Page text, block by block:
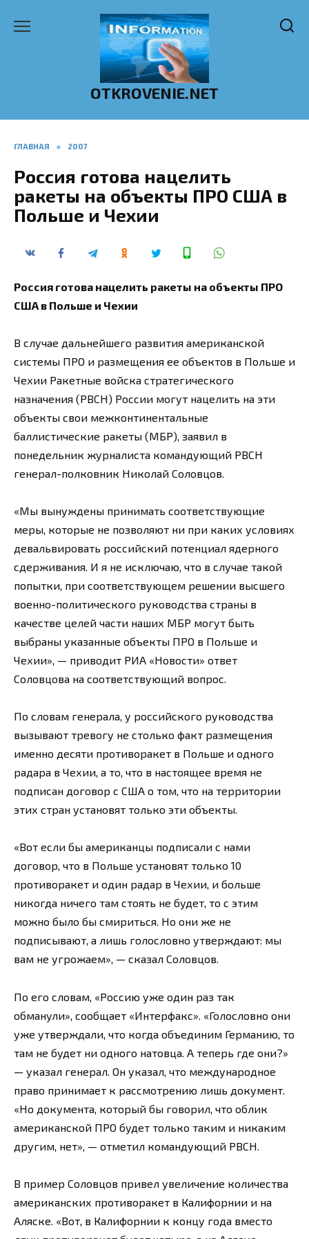
OTKROVENIE.NET
ГЛАВНАЯ » 2007
Россия готова нацелить
ракеты на объекты ПРО США в
Польше и Чехии
Россия готова нацелить ракеты на объекты ПРО
США в Польше и Чехии
В случае дальнейшего развития американской
системы ПРО и размещения ее объектов в Польше и
Чехии Ракетные войска стратегического
назначения (РВСН) России могут нацелить на эти
объекты свои межконтинентальные
баллистические ракеты (МБР), заявил в
понедельник журналиста командующий РВСН
генерал-полковник Николай Соловцов.
«Мы вынуждены принимать соответствующие
меры, которые не позволяют ни при каких условиях
девальвировать российский потенциал ядерного
сдерживания. И я не исключаю, что в случае такой
попытки, при соответствующем решении высшего
военно-политического руководства страны в
качестве целей части наших МБР могут быть
выбраны указанные объекты ПРО в Польше и
Чехии», — приводит РИА «Новости» ответ
Соловцова на соответствующий вопрос.
По словам генерала, у российского руководства
вызывают тревогу не столько факт размещения
именно десяти противоракет в Польше и одного
радара в Чехии, а то, что в настоящее время не
подписан договор с США о том, что на территории
этих стран установят только эти объекты.
«Вот если бы американцы подписали с нами
договор, что в Польше установят только 10
противоракет и один радар в Чехии, и больше
никогда ничего там стоять не будет, то с этим
можно было бы смириться. Но они же не
подписывают, а лишь голословно утверждают: мы
вам не угрожаем», — сказал Соловцов.
По его словам, «Россию уже один раз так
обманули», сообщает «Интерфакс». «Голословно они
уже утверждали, что когда объединим Германию, то
там не будет ни одного натовца. А теперь где они?»
— указал генерал. Он указал, что международное
право принимает к рассмотрению лишь документ.
«Но документа, который бы говорил, что облик
американской ПРО будет только таким и никаким
другим, нет», — отметил командующий РВСН.
В пример Соловцов привел увеличение количества
американских противоракет в Калифорнии и на
Аляске. «Вот, в Калифорнии к концу года вместо